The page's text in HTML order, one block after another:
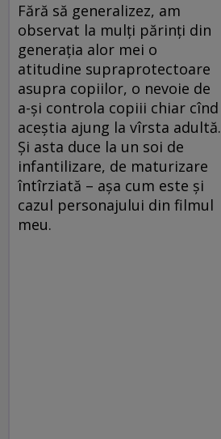
Fără să generalizez, am
observat la mulţi părinţi din
generaţia alor mei o
atitudine supraprotectoare
asupra copiilor, o nevoie de
a-şi controla copiii chiar cînd
aceştia ajung la vîrsta adultă.
Şi asta duce la un soi de
infantilizare, de maturizare
întîrziată – aşa cum este şi
cazul personajului din filmul
meu.